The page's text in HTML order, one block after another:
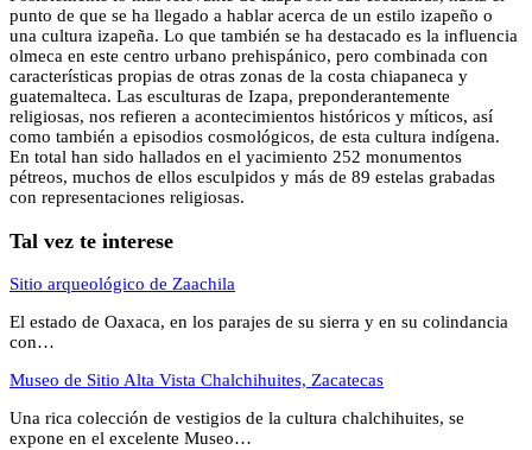
punto de que se ha llegado a hablar acerca de un estilo izapeño o
una cultura izapeña. Lo que también se ha destacado es la influencia
olmeca en este centro urbano prehispánico, pero combinada con
características propias de otras zonas de la costa chiapaneca y
guatemalteca. Las esculturas de Izapa, preponderantemente
religiosas, nos refieren a acontecimientos históricos y míticos, así
como también a episodios cosmológicos, de esta cultura indígena.
En total han sido hallados en el yacimiento 252 monumentos
pétreos, muchos de ellos esculpidos y más de 89 estelas grabadas
con representaciones religiosas.
Tal vez te interese
Sitio arqueológico de Zaachila
El estado de Oaxaca, en los parajes de su sierra y en su colindancia
con…
Museo de Sitio Alta Vista Chalchihuites, Zacatecas
Una rica colección de vestigios de la cultura chalchihuites, se
expone en el excelente Museo…